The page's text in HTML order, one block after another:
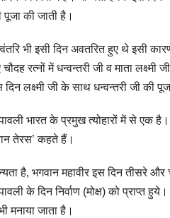
पूजा की जाती है।
भी इसी दिन अवतरित हुए थे इसी
चौदह रत्नों में धन्वन्तरी जी व माता
दिन लक्ष्मी जी के साथ धन्वन्तरी जी की
भारत के प्रमुख त्योहारों में से एक
तेरस’ कहते हैं।
है, भगवान महावीर इस दिन तीसरे
के दिन निर्वाण (मोक्ष) को
मनाया जाता है।